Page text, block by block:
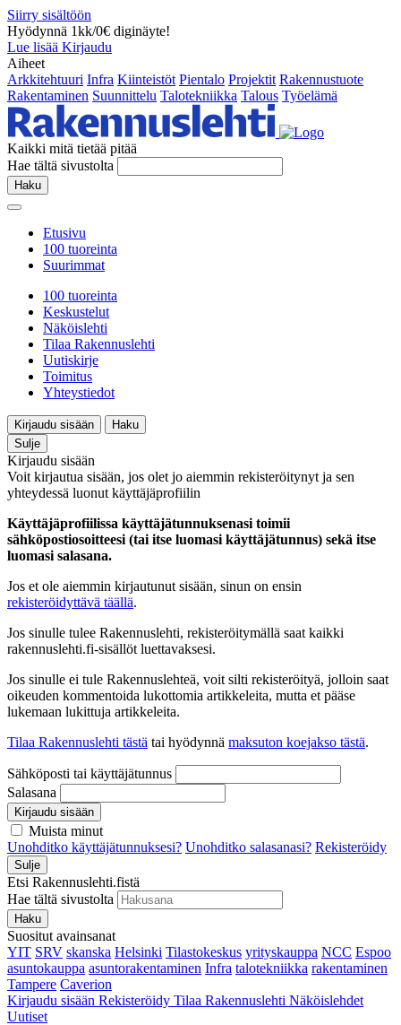
Siirry sisältöön
Hyödynnä 1kk/0€ diginäyte!
Lue lisää Kirjaudu
Aiheet
Arkkitehtuuri Infra Kiinteistöt Pientalo Projektit Rakennustuote
Rakentaminen Suunnittelu Talotekniikka Talous Työelämä
Kaikki mitä tietää pitää
Hae tältä sivustolta
Haku
Etusivu
100 tuoreinta
Suurimmat
100 tuoreinta
Keskustelut
Näköislehti
Tilaa Rakennuslehti
Uutiskirje
Toimitus
Yhteystiedot
Kirjaudu sisään
Haku
Sulje
Kirjaudu sisään
Voit kirjautua sisään, jos olet jo aiemmin rekisteröitynyt ja sen
yhteydessä luonut käyttäjäprofiilin
Käyttäjäprofiilissa käyttäjätunnuksenasi toimii
sähköpostiosoitteesi (tai itse luomasi käyttäjätunnus) sekä itse
luomasi salasana.
Jos et ole aiemmin kirjautunut sisään, sinun on ensin
rekisteröidyttävä täällä.
Jos sinulle tulee Rakennuslehti, rekisteröitymällä saat kaikki
rakennuslehti.fi-sisällöt luettavaksesi.
Jos sinulle ei tule Rakennuslehteä, voit silti rekisteröityä, jolloin saat
oikeuden kommentoida lukottomia artikkeleita, mutta et pääse
lukemaan lukittuja artikkeleita.
Tilaa Rakennuslehti tästä tai hyödynnä maksuton koejakso tästä.
Sähköposti tai käyttäjätunnus
Salasana
Kirjaudu sisään
Muista minut
Unohditko käyttäjätunnuksesi? Unohditko salasanasi? Rekisteröidy
Sulje
Etsi Rakennuslehti.fistä
Hae tältä sivustolta
Haku
Suositut avainsanat
YIT SRV skanska Helsinki Tilastokeskus yrityskauppa NCC Espoo
asuntokauppa asuntorakentaminen Infra talotekniikka rakentaminen
Tampere Caverion
Kirjaudu sisään Rekisteröidy Tilaa Rakennuslehti Näköislehdet
Uutiset